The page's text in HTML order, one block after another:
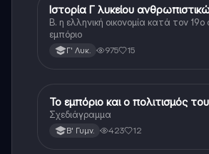
Ιστορία
Ιστορία Γ λυκείου
Β. η ελληνική οικονομία κατά τον 19ο
εμπόριο
Γ' Λυκ. 975 15
Ιστορία
Το εμπόριο και ο πολιτισμός
Σχεδιάγραμμα
Β' Γυμν. 423 12